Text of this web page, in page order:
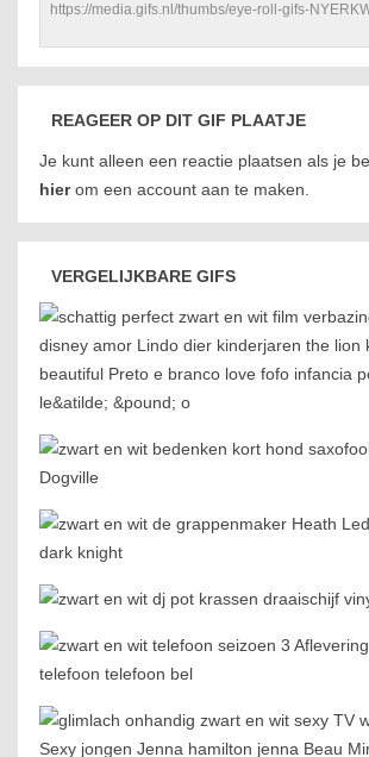
REAGEER OP DIT GIF PLAATJE
Je kunt alleen een reactie plaatsen als je
hierom een account aan te maken.
VERGELIJKBARE GIFS